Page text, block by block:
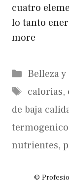
cuatro
lo tanto
more
Belleza
Etiquetas
calorias,
de baja
termogenico
nutrientes,
©